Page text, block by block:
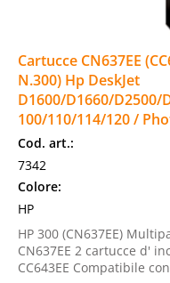
Cartucce CN637EE
N.300) Hp DeskJet
D1600/D1660/D2500/
100/110/114/120 /
Cod. art.:
7342
Colore:
HP
HP 300 (CN637EE)
CN637EE 2 cartucce d'
CC643EE Compatibile